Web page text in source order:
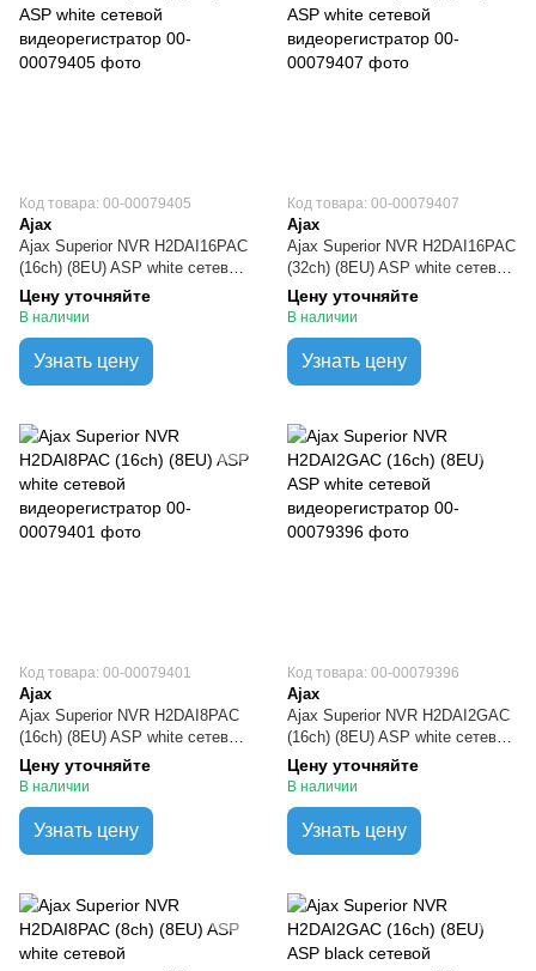
Код товара: 00-00079405
Ajax
Ajax Superior NVR H2DAI16PAC
(16ch) (8EU) ASP white сетевой
видеорегистратор
Цену уточняйте
В наличии
Узнать цену
Код товара: 00-00079407
Ajax
Ajax Superior NVR H2DAI16PAC
(32ch) (8EU) ASP white сетевой
видеорегистратор
Цену уточняйте
В наличии
Узнать цену
Код товара: 00-00079401
Ajax
Ajax Superior NVR H2DAI8PAC
(16ch) (8EU) ASP white сетевой
видеорегистратор
Цену уточняйте
В наличии
Узнать цену
Код товара: 00-00079396
Ajax
Ajax Superior NVR H2DAI2GAC
(16ch) (8EU) ASP white сетевой
видеорегистратор
Цену уточняйте
В наличии
Узнать цену